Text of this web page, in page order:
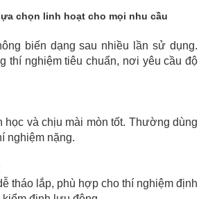
chọn linh hoạt cho mọi nhu cầu
biến dạng sau nhiều lần sử dụng.
thí nghiệm tiêu chuẩn, nơi yêu cầu độ
học và chịu mài mòn tốt. Thường dùng
nghiệm nặng.
tháo lắp, phù hợp cho thí nghiệm định